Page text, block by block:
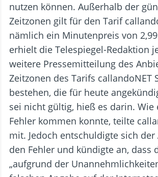
nutzen können. Außerhalb der
Zeitzonen gilt für den Tarif
nämlich ein Minutenpreis von
erhielt die Telespiegel-Redaktion
weitere Pressemitteilung des
Zeitzonen des Tarifs callandoNET
bestehen, die für heute
sei nicht gültig, hieß es darin. Wie
Fehler kommen konnte, teilte
mit. Jedoch entschuldigte sich
den Fehler und kündigte an, dass
„aufgrund der